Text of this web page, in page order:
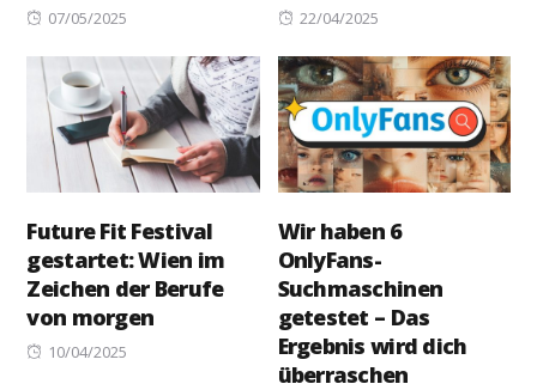
Posted
07/05/2025
Posted
22/04/2025
Future Fit Festival
gestartet: Wien im
Zeichen der Berufe
von morgen
Posted
10/04/2025
Wir haben 6
OnlyFans-
Suchmaschinen
getestet – Das
Ergebnis wird dich
überraschen